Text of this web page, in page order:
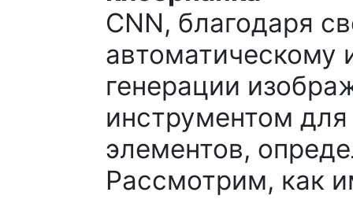
CNN, благодаря
автоматическому
генерации
инструментом
элементов,
Рассмотрим, как